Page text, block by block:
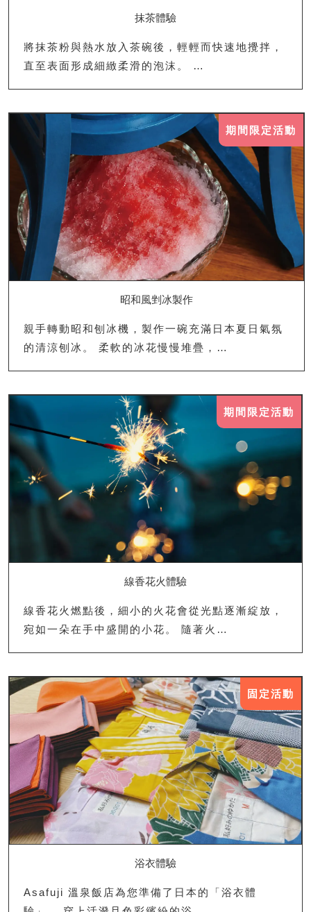
抹茶體驗
將抹茶粉與熱水放入茶碗後，輕輕而快速地攪拌，
直至表面形成細緻柔滑的泡沫。 …
期間限定活動
昭和風剉冰製作
親手轉動昭和刨冰機，製作一碗充滿日本夏日氣氛
的清涼刨冰。 柔軟的冰花慢慢堆疊，…
期間限定活動
線香花火體驗
線香花火燃點後，細小的火花會從光點逐漸綻放，
宛如一朵在手中盛開的小花。 隨著火…
固定活動
浴衣體驗
Asafuji 溫泉飯店為您準備了日本的「浴衣體